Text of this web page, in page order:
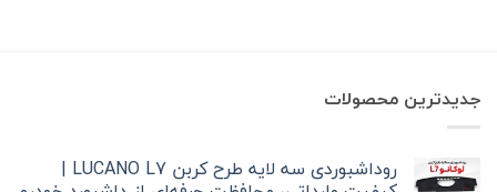
جدیدترین محصولات
روداشبوردی سه‌ لایه طرح کربن LUCANO L7 |